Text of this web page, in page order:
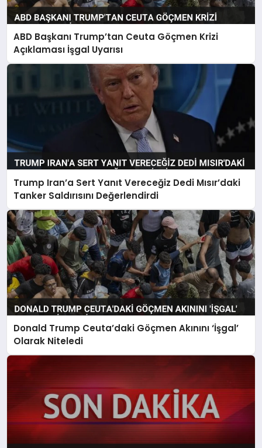
ABD Başkanı Trump’tan Ceuta Göçmen Krizi
Açıklaması İşgal Uyarısı
Trump Iran’a Sert Yanıt Vereceğiz Dedi Mısır’daki
Tanker Saldırısını Değerlendirdi
Donald Trump Ceuta’daki Göçmen Akınını ‘İşgal’
Olarak Niteledi